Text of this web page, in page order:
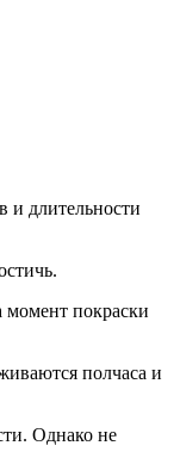
и длительности
момент покраски
полчаса и
Однако не